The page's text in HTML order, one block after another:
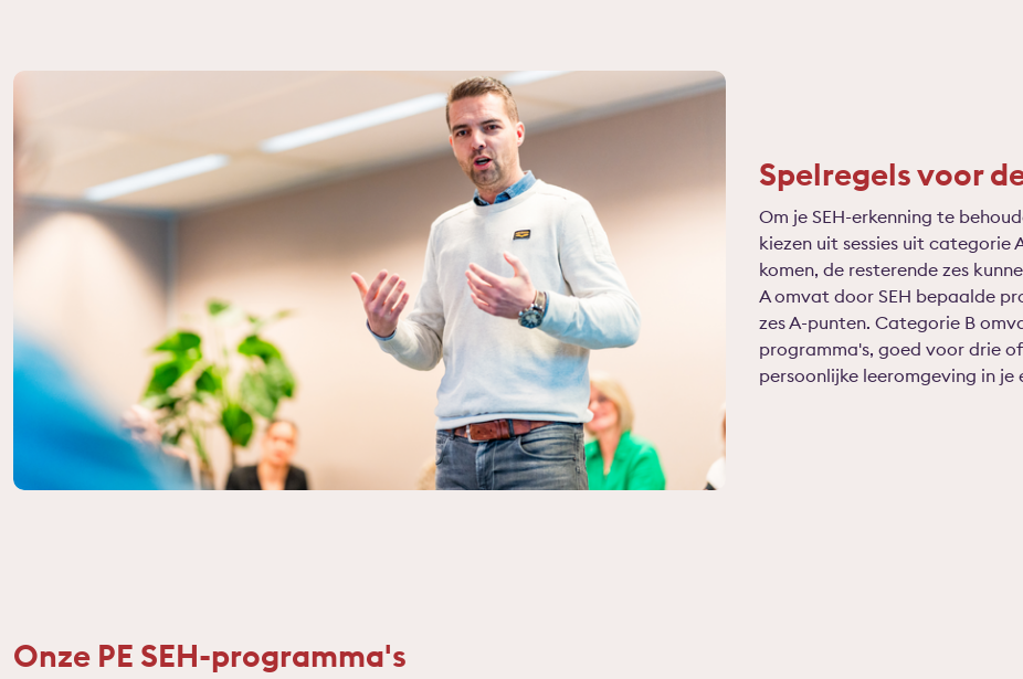
Spelregels voor
Om je SEH-erkenning te
kiezen uit sessies uit categorie
komen, de resterende zes
A omvat door SEH bepaalde
zes A-punten. Categorie B
programma's, goed voor drie
persoonlijke leeromgeving in je
Onze PE SEH-programma's